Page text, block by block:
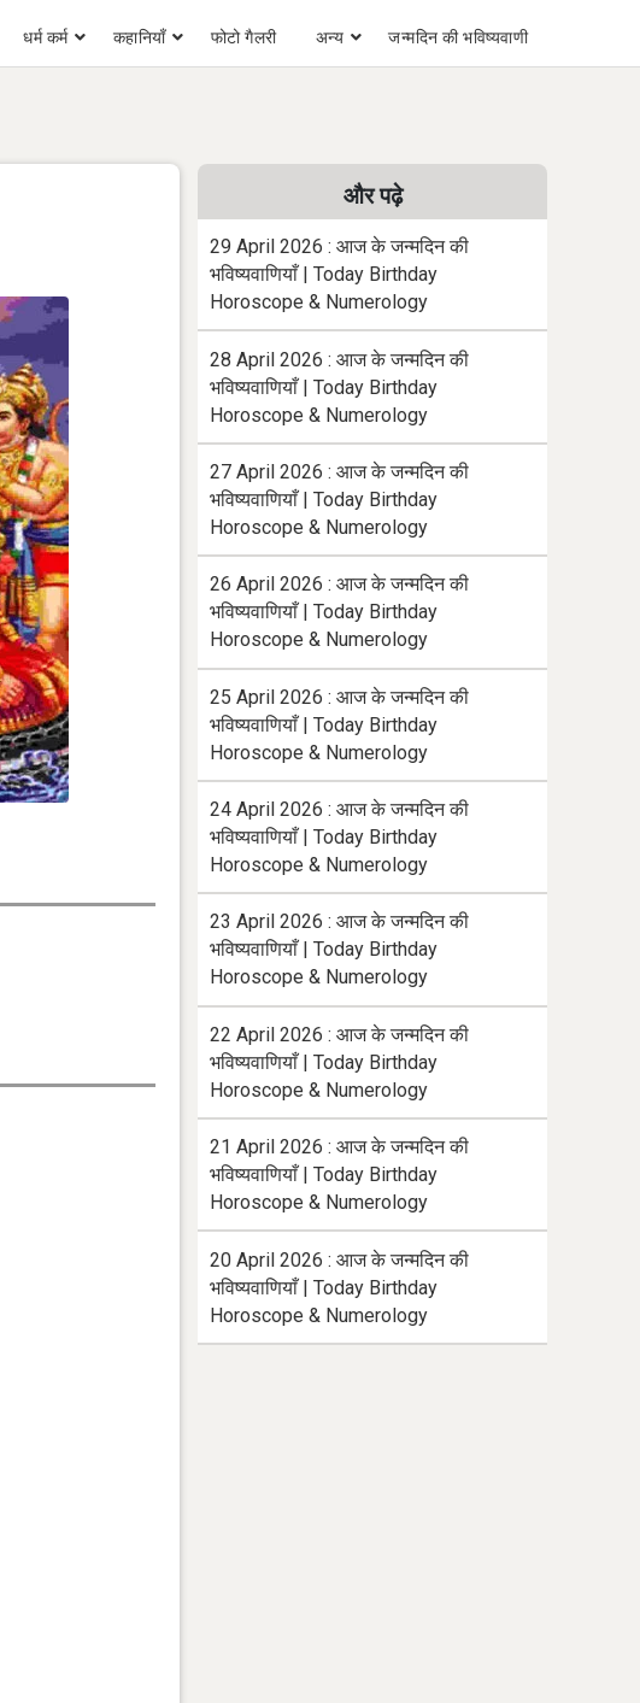
धर्म कर्म कहानियाँ फोटो गैलरी अन्य जन्मदिन की भविष्यवाणी
और पढ़े
29 April 2026 : आज के जन्मदिन की
भविष्यवाणियाँ | Today Birthday
Horoscope & Numerology
28 April 2026 : आज के जन्मदिन की
भविष्यवाणियाँ | Today Birthday
Horoscope & Numerology
27 April 2026 : आज के जन्मदिन की
भविष्यवाणियाँ | Today Birthday
Horoscope & Numerology
26 April 2026 : आज के जन्मदिन की
भविष्यवाणियाँ | Today Birthday
Horoscope & Numerology
25 April 2026 : आज के जन्मदिन की
भविष्यवाणियाँ | Today Birthday
Horoscope & Numerology
24 April 2026 : आज के जन्मदिन की
भविष्यवाणियाँ | Today Birthday
Horoscope & Numerology
23 April 2026 : आज के जन्मदिन की
भविष्यवाणियाँ | Today Birthday
Horoscope & Numerology
22 April 2026 : आज के जन्मदिन की
भविष्यवाणियाँ | Today Birthday
Horoscope & Numerology
21 April 2026 : आज के जन्मदिन की
भविष्यवाणियाँ | Today Birthday
Horoscope & Numerology
20 April 2026 : आज के जन्मदिन की
भविष्यवाणियाँ | Today Birthday
Horoscope & Numerology